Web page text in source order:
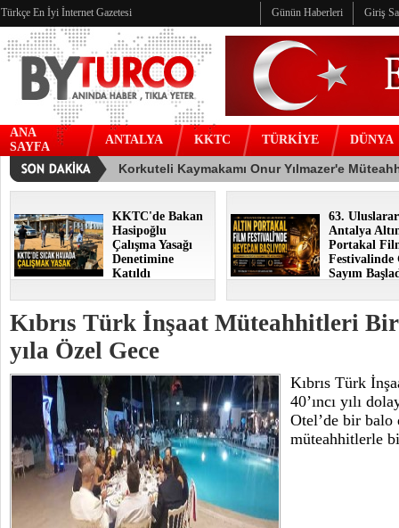
Türkçe En İyi İnternet Gazetesi Günün Haberleri Giriş
ANA
SAYFA
ANTALYA KKTC TÜRKİYE DÜNYA
KKTC'de Bakan
Hasipoğlu
Çalışma Yasağı
Denetimine
Katıldı
63.
Antalya
Portakal
Festivalinde
Sayım
Kıbrıs Türk İnşaat Müteahhitleri
yıla Özel Gece
Kıbrıs Türk
40’ıncı yılı
Otel’de bir balo
müteahhitlerle